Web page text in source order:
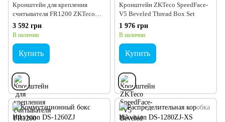
Кронштейн для крепления
считывателя FR1200 ZKTeco
TSA10
3 592 грн
В наличии
Купить
Кронштейн ZKTeco SpeedFace-
V5 Beveled Thread Box Set
1 976 грн
В наличии
Купить